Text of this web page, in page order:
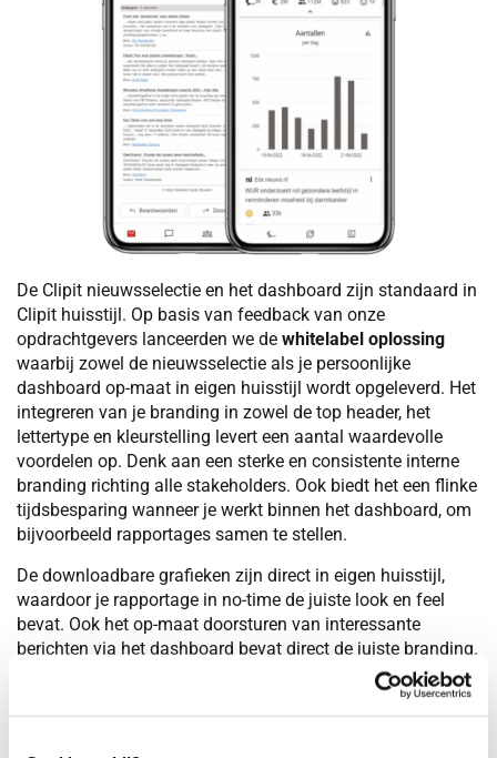
De Clipit nieuwsselectie en het dashboard zijn standaard in
Clipit huisstijl. Op basis van feedback van onze
opdrachtgevers lanceerden we de whitelabel oplossing
waarbij zowel de nieuwsselectie als je persoonlijke
dashboard op-maat in eigen huisstijl wordt opgeleverd. Het
integreren van je branding in zowel de top header, het
lettertype en kleurstelling levert een aantal waardevolle
voordelen op. Denk aan een sterke en consistente interne
branding richting alle stakeholders. Ook biedt het een flinke
tijdsbesparing wanneer je werkt binnen het dashboard, om
bijvoorbeeld rapportages samen te stellen.
De downloadbare grafieken zijn direct in eigen huisstijl,
waardoor je rapportage in no-time de juiste look en feel
bevat. Ook het op-maat doorsturen van interessante
berichten via het dashboard bevat direct de juiste branding.
Zo creëer je ook binnen je organisatie een eenduidig beeld